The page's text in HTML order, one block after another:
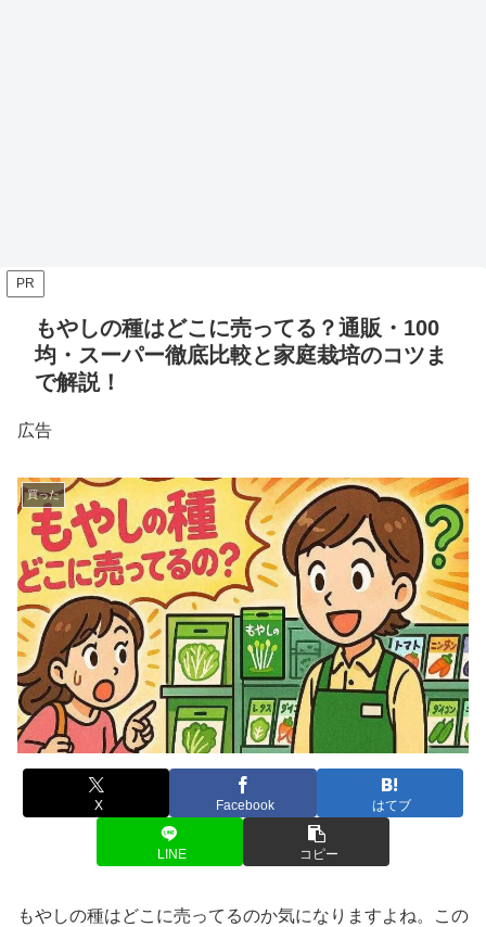
PR
もやしの種はどこに売ってる？通販・100
均・スーパー徹底比較と家庭栽培のコツま
で解説！
広告
買った
X Facebook はてブ
LINE コピー
もやしの種はどこに売ってるのか気になりますよね。この